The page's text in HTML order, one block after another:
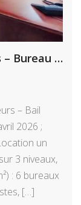
Port Royal / Grands Explorateurs – Bureau 336 m² Rénové
– Bail
2026 ;
un
3 niveaux,
: 6 bureaux
[…]